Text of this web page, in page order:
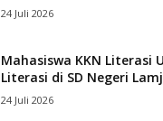
24 Juli 2026
Mahasiswa KKN Literasi
Literasi di SD Negeri
24 Juli 2026